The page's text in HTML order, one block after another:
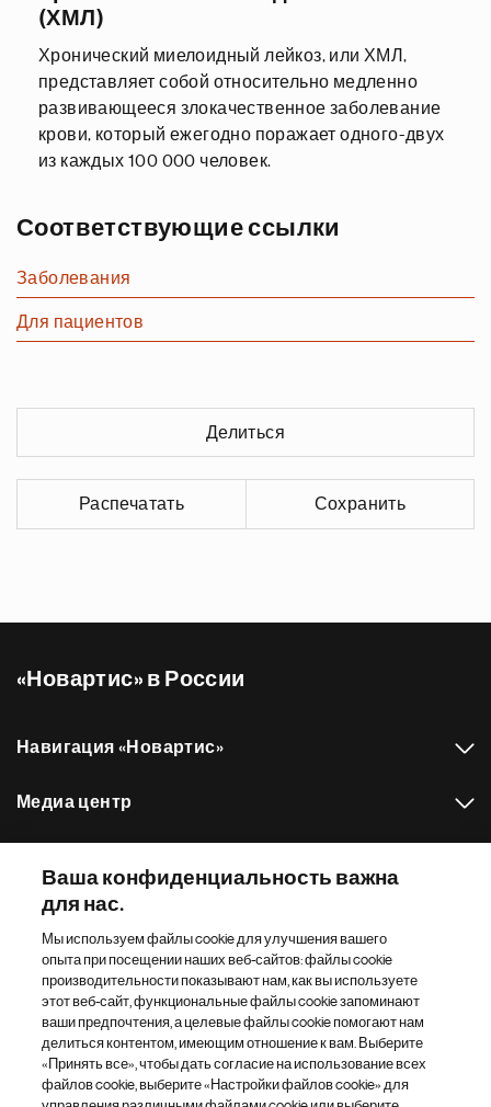
(ХМЛ)
Хронический миелоидный лейкоз, или ХМЛ,
представляет собой относительно медленно
развивающееся злокачественное заболевание
крови, который ежегодно поражает одного-двух
из каждых 100 000 человек.
Соответствующие ссылки
Заболевания
Для пациентов
Делиться
Распечатать Сохранить
«Новартис» в России
Навигация «Новартис»
Медиа центр
Другие сайты «Новартис»
Footer Site Search
Ваша конфиденциальность важна
для нас.
Мы используем файлы cookie для улучшения вашего
опыта при посещении наших веб-сайтов: файлы cookie
производительности показывают нам, как вы используете
этот веб-сайт, функциональные файлы cookie запоминают
ваши предпочтения, а целевые файлы cookie помогают нам
делиться контентом, имеющим отношение к вам. Выберите
«Принять все», чтобы дать согласие на использование всех
файлов cookie, выберите «Настройки файлов cookie» для